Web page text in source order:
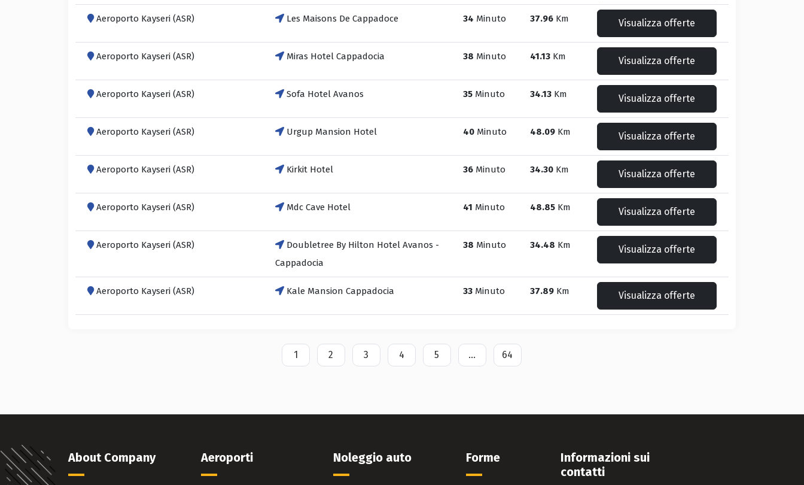
Aeroporto Kayseri (ASR) Les Maisons De Cappadoce 34 Minuto 37.96Km Visualizza offerte
Aeroporto Kayseri (ASR) Miras Hotel Cappadocia 38 Minuto 41.13Km Visualizza offerte
Aeroporto Kayseri (ASR) Sofa Hotel Avanos 35Minuto 34.13Km Visualizza offerte
Aeroporto Kayseri (ASR) Urgup Mansion Hotel 40Minuto 48.09Km Visualizza offerte
Aeroporto Kayseri (ASR) Kirkit Hotel 36Minuto 34.30Km Visualizza offerte
Aeroporto Kayseri (ASR) Mdc Cave Hotel 41 Minuto 48.85Km Visualizza offerte
Aeroporto Kayseri (ASR)
Doubletree By Hilton Hotel Avanos -
Cappadocia
38 Minuto 34.48 Km Visualizza offerte
Aeroporto Kayseri (ASR) Kale Mansion Cappadocia 33Minuto 37.89Km Visualizza offerte
1 2 3 4 5 ... 64
About Company Aeroporti Noleggio auto Forme
Informazioni sui
contatti